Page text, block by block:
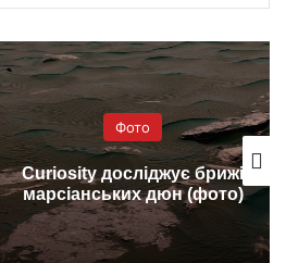
Фото
досліджує брижі
дюн (фото)